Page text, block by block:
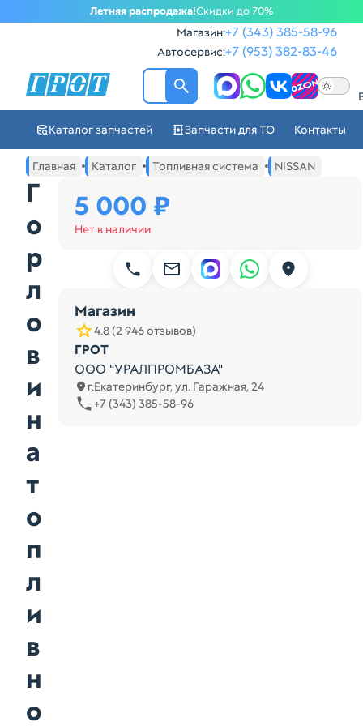
Летняя распродажа!Скидки до 70%
Магазин:+7 (343) 385-58-96
Автосервис:+7 (953) 382-83-46
ГРОТ - Автозапчасти в
Каталог запчастей Запчасти для ТО Контакты
Навигация по сайту автозапчастей ГРОТ
Основное меню навигации интернет-магазина
Главная Каталог Топливная система NISSAN
Г
о
р
л
о
в
и
н
а
т
о
п
л
и
в
н
о
5 000 ₽
Нет в наличии
Магазин
4.8 (2 946 отзывов)
ГРОТ
ООО "УРАЛПРОМБАЗА"
г.Екатеринбург, ул. Гаражная, 24
+7 (343) 385-58-96